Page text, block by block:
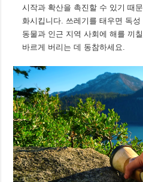
시작과 확산을 촉진할 수 있기 때
화시킵니다. 쓰레기를 태우면 독
동물과 인근 지역 사회에 해를 끼
바르게 버리는 데 동참하세요.